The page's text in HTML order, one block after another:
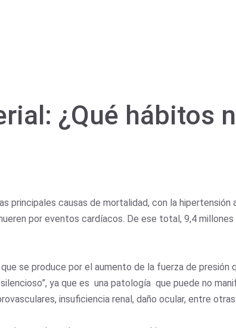
¿Qué hábitos
principales causas de mortalidad, con la
por eventos cardíacos. De ese total, 9,4
se produce por el aumento de la fuerza de
ya que es una patología que puede no
insuficiencia renal, daño ocular, entre